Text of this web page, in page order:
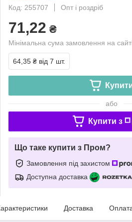
Код: 255707
Опт і роздріб
71,22 ₴
Мінімальна сума замовлення на
64,35 ₴ від 7 шт.
або
Купити з
Що таке купити з Пром?
Замовлення під захистом
Доступна доставка
Доставка